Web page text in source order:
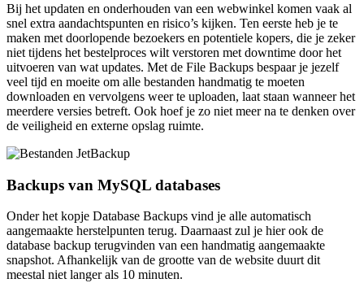
Bij het updaten en onderhouden van een webwinkel komen vaak al
snel extra aandachtspunten en risico’s kijken. Ten eerste heb je te
maken met doorlopende bezoekers en potentiele kopers, die je zeker
niet tijdens het bestelproces wilt verstoren met downtime door het
uitvoeren van wat updates. Met de File Backups bespaar je jezelf
veel tijd en moeite om alle bestanden handmatig te moeten
downloaden en vervolgens weer te uploaden, laat staan wanneer het
meerdere versies betreft. Ook hoef je zo niet meer na te denken over
de veiligheid en externe opslag ruimte.
Backups van MySQL databases
Onder het kopje Database Backups vind je alle automatisch
aangemaakte herstelpunten terug. Daarnaast zul je hier ook de
database backup terugvinden van een handmatig aangemaakte
snapshot. Afhankelijk van de grootte van de website duurt dit
meestal niet langer als 10 minuten.